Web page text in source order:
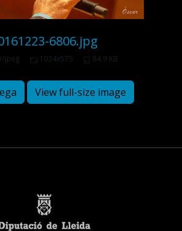
6806.jpg
jpeg 1024x575 84.9 KB
View full-size image